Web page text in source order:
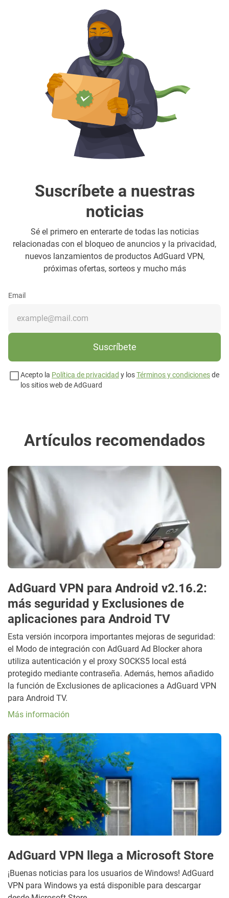
Suscríbete a nuestras
noticias
Sé el primero en enterarte de todas las noticias
relacionadas con el bloqueo de anuncios y la privacidad,
nuevos lanzamientos de productos AdGuard VPN,
próximas ofertas, sorteos y mucho más
Email
Suscríbete
Acepto la Política de privacidad y losTérminos y condicionesde
los sitios web de AdGuard
Artículos recomendados
AdGuard VPN para Android v2.16.2:
más seguridad y Exclusiones de
aplicaciones para Android TV
Esta versión incorpora importantes mejoras de seguridad:
el Modo de integración con AdGuard Ad Blocker ahora
utiliza autenticación y el proxy SOCKS5 local está
protegido mediante contraseña. Además, hemos añadido
la función de Exclusiones de aplicaciones a AdGuard VPN
para Android TV.
Más información
AdGuard VPN llega a Microsoft Store
¡Buenas noticias para los usuarios de Windows! AdGuard
VPN para Windows ya está disponible para descargar